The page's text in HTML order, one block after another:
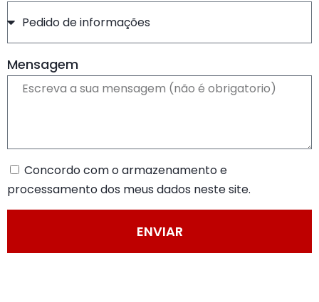
Mensagem
Concordo com o armazenamento e
processamento dos meus dados neste site.
ENVIAR